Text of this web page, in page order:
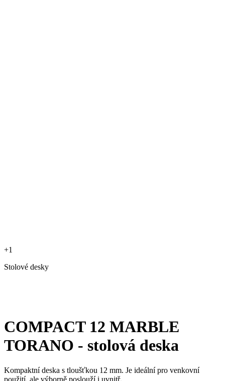
+1
Stolové desky
COMPACT 12 MARBLE
TORANO - stolová deska
Kompaktní deska s tloušťkou 12 mm. Je ideální pro venkovní
použití, ale výborně poslouží i uvnitř.